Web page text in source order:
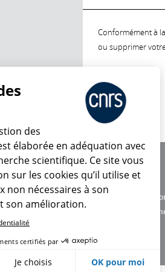
Conformément à
ou supprimer
Charte
Données
des
élaborée en adéquation avec
scientifique. Ce site vous
sur les cookies qu’il utilise et
non nécessaires à son
son amélioration.
certifiés par
Je choisis OK pour moi